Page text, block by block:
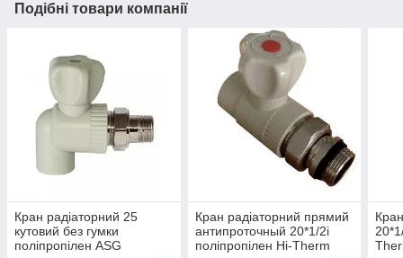
Подібні товари компанії
Кран радіаторний 25
кутовий без гумки
поліпропілен ASG
Кран радіаторний прямий
антипроточный 20*1/2і
поліпропілен Hi-Therm